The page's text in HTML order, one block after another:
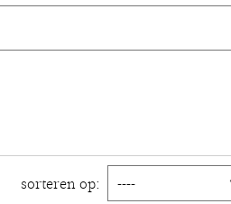
sorteren op: